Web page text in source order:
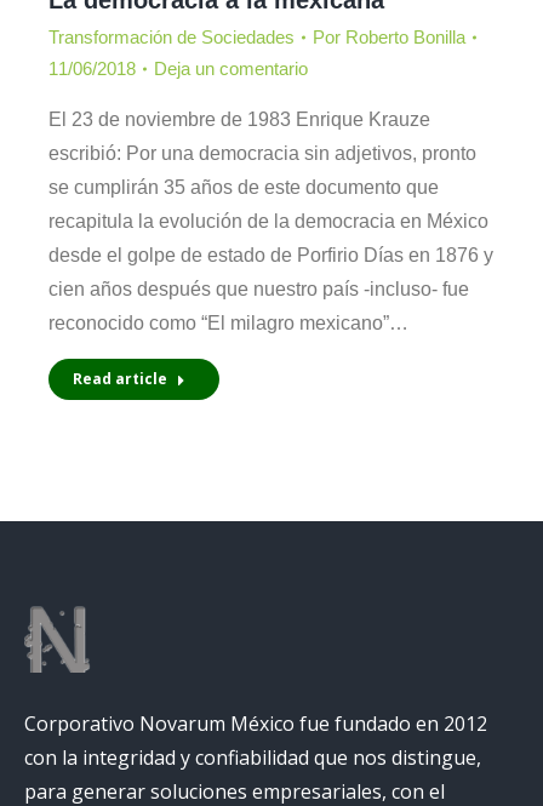
Transformación de Sociedades Por Roberto Bonilla
11/06/2018
Deja un comentario
El 23 de noviembre de 1983 Enrique Krauze
escribió: Por una democracia sin adjetivos, pronto
se cumplirán 35 años de este documento que
recapitula la evolución de la democracia en México
desde el golpe de estado de Porfirio Días en 1876 y
cien años después que nuestro país -incluso- fue
reconocido como “El milagro mexicano”…
Read article
Corporativo Novarum México fue fundado en 2012
con la integridad y confiabilidad que nos distingue,
para generar soluciones empresariales, con el